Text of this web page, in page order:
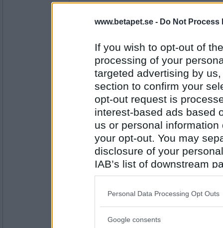
www.betapet.se - Do Not Process
If you wish to opt-out of
processing of your
targeted advertising by
section to confirm your
opt-out request is
interest-based ads based
us or personal
your opt-out. You may
disclosure of your
IAB’s list of downstream
also be disclosed by us
Downstream Participants
Please note that this
Personal Data Processing Opt Outs
Google consents
Antal inlägg:
5045
Nej men kör man som jag behöver man
Ceckes1
Antal inlägg: 748
Nej men de är ju numera skvallertidningar
gillar inte dom
Tycker du Elvis Presley var "the king"?
EbbaGreen
Antal inlägg: